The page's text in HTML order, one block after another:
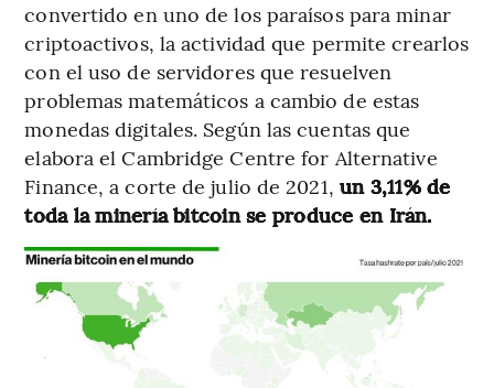
convertido en uno de los paraísos para minar
criptoactivos, la actividad que permite crearlos
con el uso de servidores que resuelven
problemas matemáticos a cambio de estas
monedas digitales. Según las cuentas que
elabora el Cambridge Centre for Alternative
Finance, a corte de julio de 2021, un 3,11% de
toda la minería bitcoin se produce en Irán.